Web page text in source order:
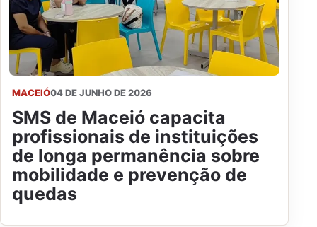
MACEIÓ04 DE JUNHO DE 2026
SMS de Maceió capacita
profissionais de instituições
de longa permanência sobre
mobilidade e prevenção de
quedas